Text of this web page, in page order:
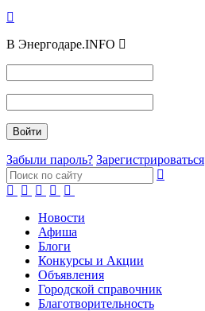
В Энергодаре.INFO
Забыли пароль? Зарегистрироваться
Новости
Афиша
Блоги
Конкурсы и Акции
Объявления
Городской справочник
Благотворительность